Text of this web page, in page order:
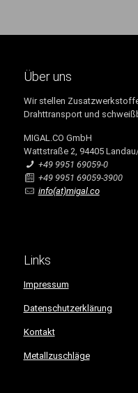
Über uns
Wir stellen
Drahttransport und
MIGAL.CO GmbH
Wattstraße 2, 94405
+49 9951 69059-0
+49 9951 69059-3900
info(at)migal.co
Links
Impressum
Datenschutzerklärung
Kontakt
Metallzuschläge